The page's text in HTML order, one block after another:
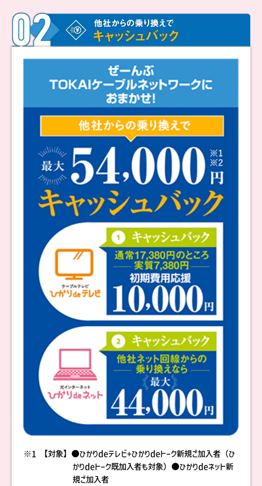
※1
【対象】●ひかりdeテレビ+ひかりdeトーク新規ご加入者（ひ
かりdeトーク既加入者も対象）●ひかりdeネット新
規ご加入者